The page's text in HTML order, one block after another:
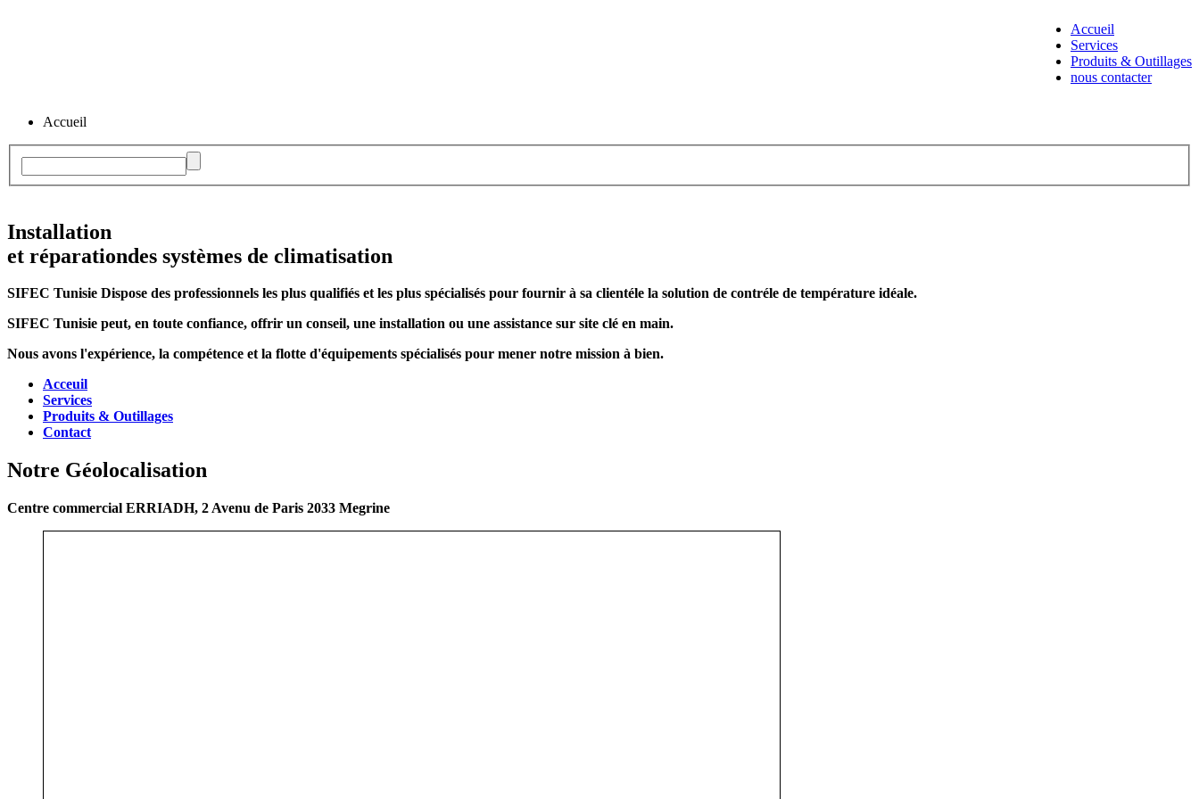
Accueil
Services
Produits & Outillages
nous contacter
Accueil
Installation
et réparationdes systèmes de climatisation
SIFEC Tunisie Dispose des professionnels les plus qualifiés et les plus spécialisés pour fournir à sa clientéle la solution de contréle de température idéale.
SIFEC Tunisie peut, en toute confiance, offrir un conseil, une installation ou une assistance sur site clé en main.
Nous avons l'expérience, la compétence et la flotte d'équipements spécialisés pour mener notre mission à bien.
Acceuil
Services
Produits & Outillages
Contact
Notre Géolocalisation
Centre commercial ERRIADH, 2 Avenu de Paris 2033 Megrine